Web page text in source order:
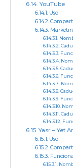
YouTube
Uso
Yasr – Yet
Uso